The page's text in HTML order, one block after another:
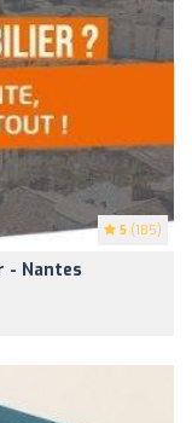
5 (185)
- Nantes